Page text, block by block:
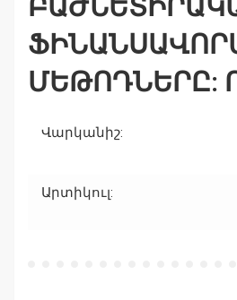
ԵԹՈԴՆԵՐԸ:
Վարկանիշ:
Արտիկուլ: